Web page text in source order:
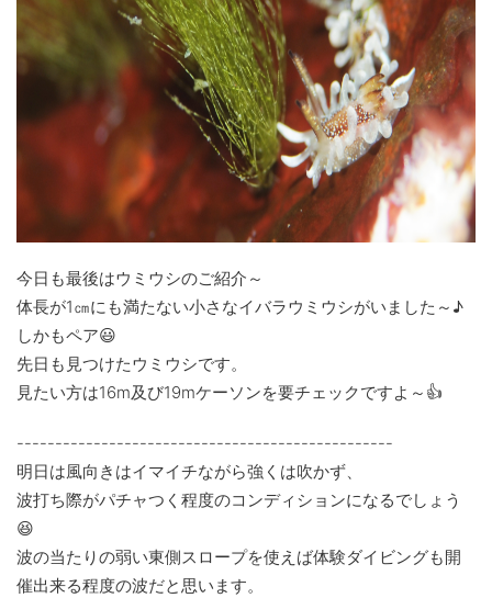
今日も最後はウミウシのご紹介～
体長が1㎝にも満たない小さなイバラウミウシがいました～♪
しかもペア😃
先日も見つけたウミウシです。
見たい方は16m及び19mケーソンを要チェックですよ～👍
-------------------------------------------------
明日は風向きはイマイチながら強くは吹かず、
波打ち際がパチャつく程度のコンディションになるでしょう
😆
波の当たりの弱い東側スロープを使えば体験ダイビングも開
催出来る程度の波だと思います。